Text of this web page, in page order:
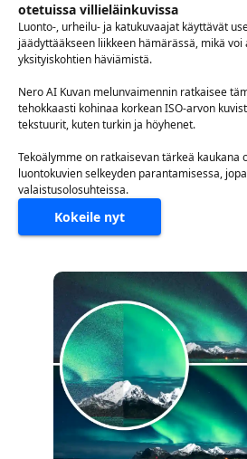
otetuissa villieläinkuvissa
Luonto-, urheilu- ja katukuvaajat käyttävät
jäädyttääkseen liikkeen hämärässä, mikä
yksityiskohtien häviämistä.
Nero AI Kuvan melunvaimennin ratkaisee
tehokkaasti kohinaa korkean ISO-arvon
tekstuurit, kuten turkin ja höyhenet.
Tekoälymme on ratkaisevan tärkeä
luontokuvien selkeyden parantamisessa,
valaistusolosuhteissa.
Kokeile nyt